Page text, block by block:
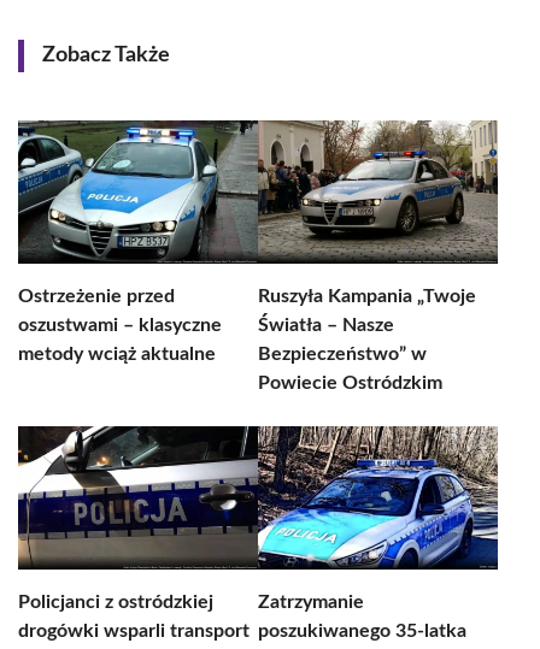
Zobacz Także
Ostrzeżenie przed
oszustwami – klasyczne
metody wciąż aktualne
Ruszyła Kampania „Twoje
Światła – Nasze
Bezpieczeństwo” w
Powiecie Ostródzkim
Policjanci z ostródzkiej
drogówki wsparli transport
Zatrzymanie
poszukiwanego 35-latka